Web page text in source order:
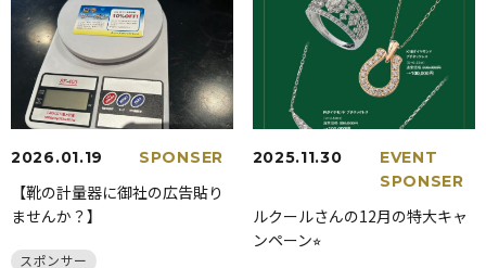
2026.01.19 SPONSER
【靴の計量器に御社の広告貼り
ませんか？】
スポンサー
2025.11.30
EVENT
SPONSER
ルクールさんの12月の特大キャ
ンペーン⭐︎